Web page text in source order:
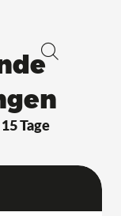
Suche
Tage